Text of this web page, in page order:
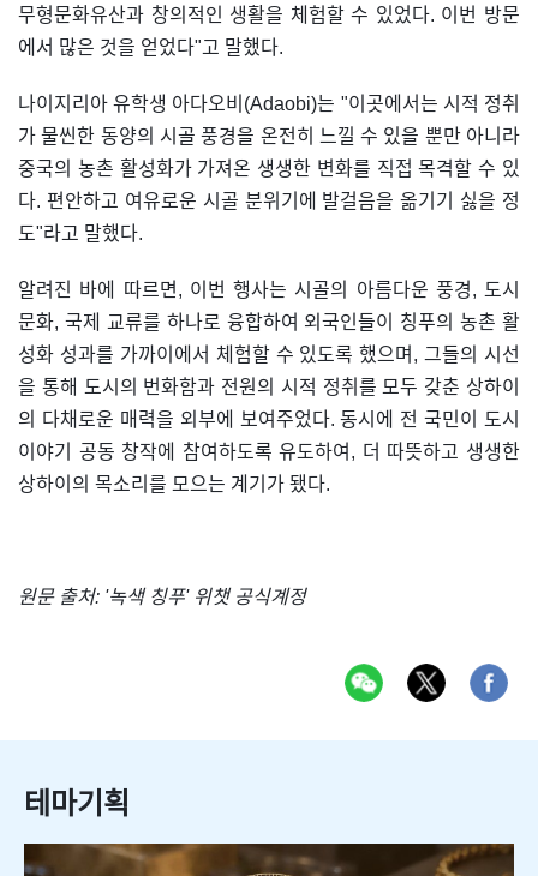
무형문화유산과 창의적인 생활을 체험할 수 있었다. 이번 방문
에서 많은 것을 얻었다"고 말했다.
나이지리아 유학생 아다오비(Adaobi)는 "이곳에서는 시적 정취
가 물씬한 동양의 시골 풍경을 온전히 느낄 수 있을 뿐만 아니라
중국의 농촌 활성화가 가져온 생생한 변화를 직접 목격할 수 있
다. 편안하고 여유로운 시골 분위기에 발걸음을 옮기기 싫을 정
도"라고 말했다.
알려진 바에 따르면, 이번 행사는 시골의 아름다운 풍경, 도시
문화, 국제 교류를 하나로 융합하여 외국인들이 칭푸의 농촌 활
성화 성과를 가까이에서 체험할 수 있도록 했으며, 그들의 시선
을 통해 도시의 번화함과 전원의 시적 정취를 모두 갖춘 상하이
의 다채로운 매력을 외부에 보여주었다. 동시에 전 국민이 도시
이야기 공동 창작에 참여하도록 유도하여, 더 따뜻하고 생생한
상하이의 목소리를 모으는 계기가 됐다.
원문 출처: '녹색 칭푸' 위챗 공식계정
테마기획